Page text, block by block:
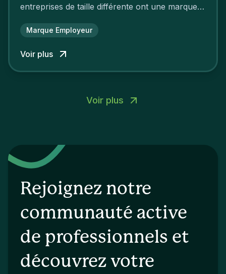
entreprises de taille différente ont une marque
attractivité et une fidélisation à faire pâlir leurs
Marque Employeur
Voir plus
Voir plus
Rejoignez notre
communauté active
de professionnels et
découvrez votre